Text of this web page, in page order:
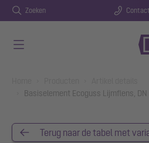
Zoeken Contact
Basiselement Ecoguss Lijmflens,
Terug naar de tabel met